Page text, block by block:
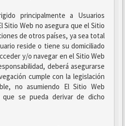
principalmente a Usuarios
Sitio Web no asegura que el Sitio
de otros países, ya sea total
reside o tiene su domiciliado
y/o navegar en el Sitio Web
deberá asegurarse
cumple con la legislación
no asumiendo El Sitio Web
que se pueda derivar de dicho